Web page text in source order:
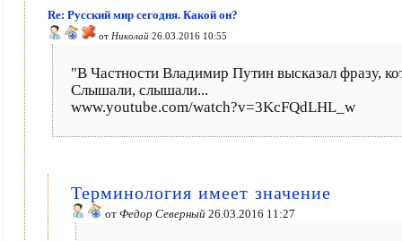
Re: Русский мир сегодня. Какой он?
от Николай 26.03.2016 10:55
"В Частности Владимир Путин высказал фразу,
Слышали, слышали...
www.youtube.com/watch?v=3KcFQdLHL_w
Терминология имеет значение
от Федор Северный 26.03.2016 11:27